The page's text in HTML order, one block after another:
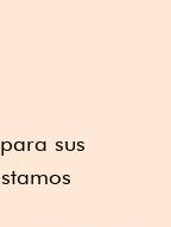
sus